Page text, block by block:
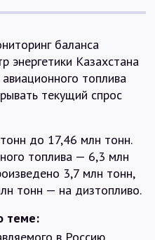
баланса
энергетики Казахстана
топлива
текущий спрос
до 17,46 млн тонн.
топлива — 6,3 млн
3,7 млн тонн,
тонн — на дизтопливо.
теме: